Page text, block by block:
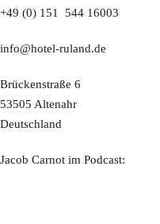
+49 (0) 151 544 16003
info@hotel-ruland.de
Brückenstraße 6
53505 Altenahr
Deutschland
Jacob Carnot im Podcast: